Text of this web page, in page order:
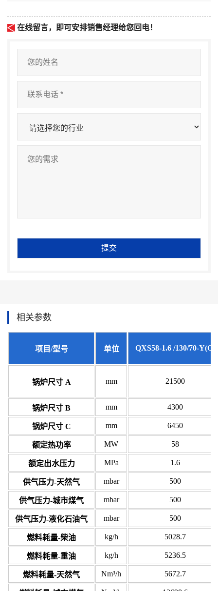
在线留言，即可安排销售经理给您回电！
相关参数
项目/型号 单位 QXS58-1.6 /130/70-Y(Q)
锅炉尺寸 A mm 21500
锅炉尺寸 B mm 4300
锅炉尺寸 C mm 6450
额定热功率 MW 58
额定出水压力 MPa 1.6
供气压力-天然气 mbar 500
供气压力-城市煤气 mbar 500
供气压力-液化石油气 mbar 500
燃料耗量-柴油 kg/h 5028.7
燃料耗量-重油 kg/h 5236.5
燃料耗量-天然气 Nm³/h 5672.7